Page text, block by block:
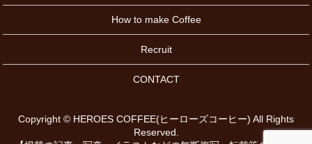
How to make Coffee
Recruit
CONTACT
Copyright © HEROES COFFEE(ヒーローズコーヒー) All Rights
Reserved.